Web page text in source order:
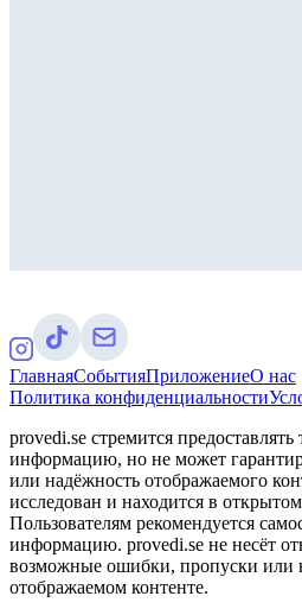
ГлавнаяСобытияПриложениеО нас
Политика конфиденциальности
provedi.se стремится
информацию, но не может
или надёжность отображаемого
исследован и находится в
Пользователям рекомендуется
информацию. provedi.se не несёт
возможные ошибки, пропуски или
отображаемом контенте.